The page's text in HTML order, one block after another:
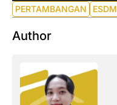
PERTAMBANGAN ESDM
Author